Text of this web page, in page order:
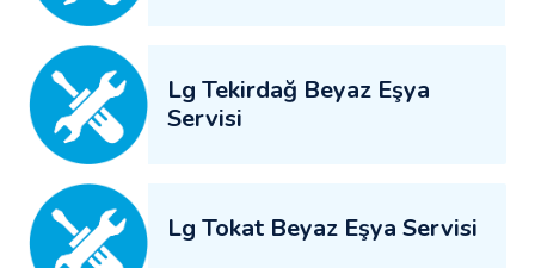
Lg Tekirdağ Beyaz Eşya
Servisi
Lg Tokat Beyaz Eşya Servisi